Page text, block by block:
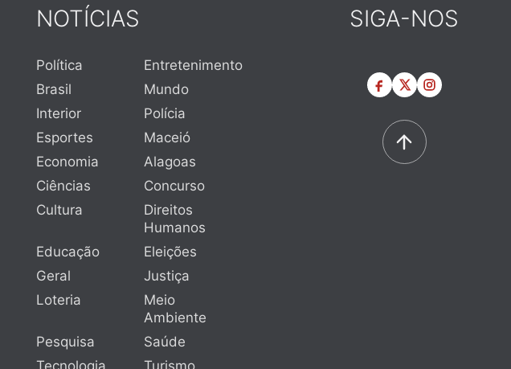
NOTÍCIAS
Política
Entretenimento
Brasil
Mundo
Interior
Polícia
Esportes
Maceió
Economia
Alagoas
Ciências
Concurso
Cultura
Direitos
Humanos
Educação
Eleições
Geral
Justiça
Loteria
Meio
Ambiente
Pesquisa
Saúde
Tecnologia
Turismo
SIGA-NOS